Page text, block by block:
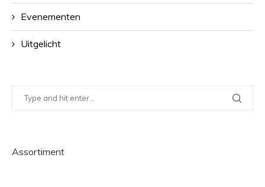
Evenementen
Uitgelicht
Assortiment